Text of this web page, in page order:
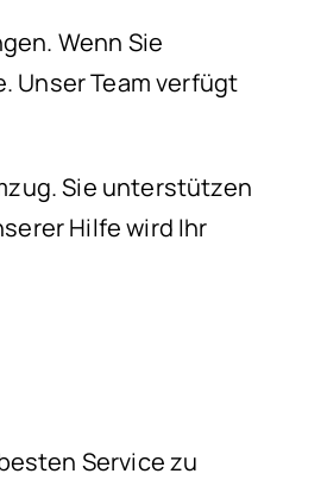
Wenn Sie
Unser Team verfügt
Sie unterstützen
Hilfe wird Ihr
Service zu